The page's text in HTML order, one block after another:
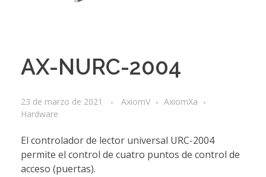
AX-NURC-2004
23 de marzo de 2021 AxiomV
AxiomXa
Hardware
El controlador de lector universal URC-2004
permite el control de cuatro puntos de control de
acceso (puertas).